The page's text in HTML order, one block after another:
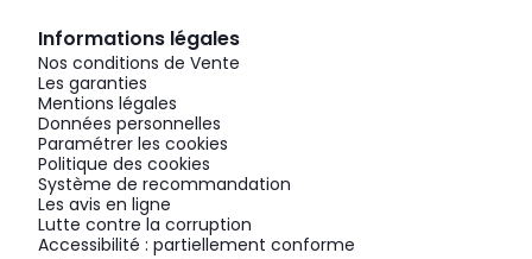
Informations légales
Nos conditions de Vente
Les garanties
Mentions légales
Données personnelles
Paramétrer les cookies
Politique des cookies
Système de recommandation
Les avis en ligne
Lutte contre la corruption
Accessibilité : partiellement conforme